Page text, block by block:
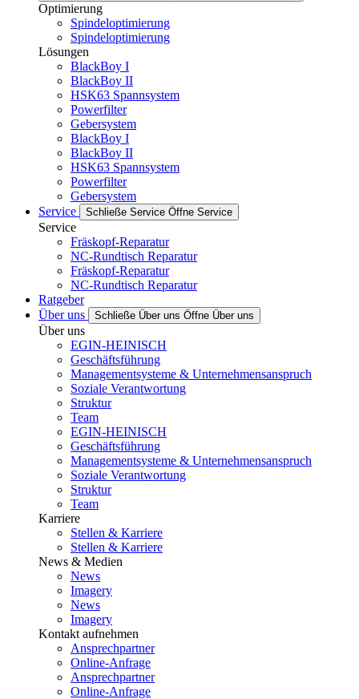
Optimierung
Spindeloptimierung
Spindeloptimierung
Lösungen
BlackBoy I
BlackBoy II
HSK63 Spannsystem
Powerfilter
Gebersystem
BlackBoy I
BlackBoy II
HSK63 Spannsystem
Powerfilter
Gebersystem
Service
Schließe Service Öffne Service
Service
Fräskopf-Reparatur
NC-Rundtisch Reparatur
Fräskopf-Reparatur
NC-Rundtisch Reparatur
Ratgeber
Über uns
Schließe Über uns Öffne Über uns
Über uns
EGIN-HEINISCH
Geschäftsführung
Managementsysteme & Unternehmensanspruch
Soziale Verantwortung
Struktur
Team
EGIN-HEINISCH
Geschäftsführung
Managementsysteme & Unternehmensanspruch
Soziale Verantwortung
Struktur
Team
Karriere
Stellen & Karriere
Stellen & Karriere
News & Medien
News
Imagery
News
Imagery
Kontakt aufnehmen
Ansprechpartner
Online-Anfrage
Ansprechpartner
Online-Anfrage